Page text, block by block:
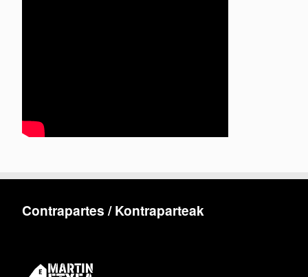
Contrapartes / Kontraparteak